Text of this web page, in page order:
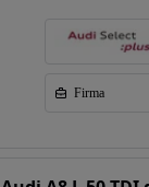
Firma